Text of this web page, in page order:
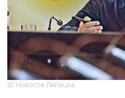
© Новости Липецка